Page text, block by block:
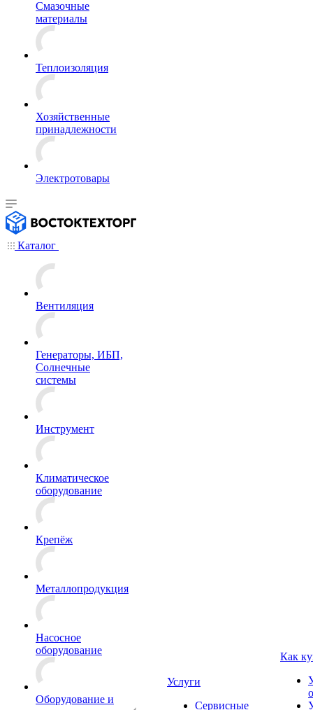
Смазочные
материалы
Теплоизоляция
Хозяйственные
принадлежности
Электротовары
Каталог
Вентиляция
Генераторы, ИБП,
Солнечные
системы
Инструмент
Климатическое
оборудование
Крепёж
Металлопродукция
Насосное
оборудование
Оборудование и
Услуги
Сервисные
Как